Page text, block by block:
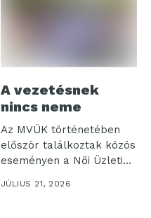
A vezetésnek
nincs neme
Az MVÜK történetében
először találkoztak közös
eseményen a Női Üzleti
Klub és...
JÚLIUS 21, 2026